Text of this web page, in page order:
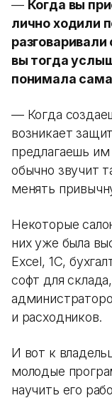
— Когда вы
лично ходили
вы тогда
понимала
— Когда
возникает
предлагаешь
обычно звучит
менять
Некоторые
них уже была
Excel, 1С,
софт для
и расходников.
И вот к
молодые
научить его